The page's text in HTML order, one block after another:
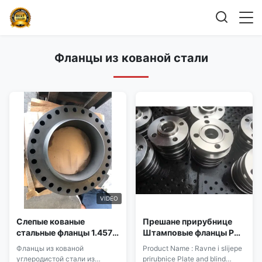
Фланцы из кованой стали
VIDEO
Слепые кованые
стальные фланцы 1.4571
из нержавеющей стали
300 фунтов давление 1
Фланцы из кованой
углеродистой стали из
Прешане прирубнице
Штамповые фланцы PN
10 Артикл; Артикул:
FLAST (DIN 2642)
Product Name : Ravne i slijepe
prirubnice Plate and blind